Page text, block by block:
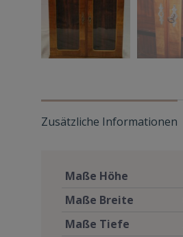
Zusätzliche Informationen
Maße Höhe
Maße Breite
Maße Tiefe